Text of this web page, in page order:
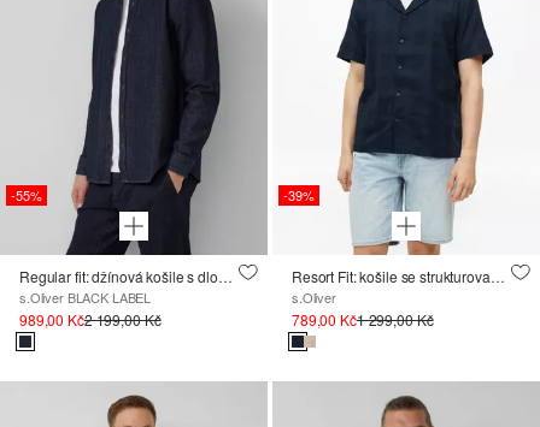
-55%
Regular fit: džínová košile s dlouhými rukávy a límcem Kent
s.Oliver BLACK LABEL
989,00 Kč2 199,00 Kč
-39%
Resort Fit: košile se strukturovanými proužky
s.Oliver
789,00 Kč1 299,00 Kč